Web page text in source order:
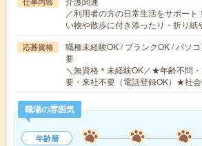
／利用者の方の日常生活をサポー
い物や散歩に付き添ったり・折り
応募資格
職種未経験OK / ブランクOK / パソ
要
＼無資格＊未経験OK／★年齢不問
要・来社不要（電話登録OK）★社
職場の雰囲気
年齢層